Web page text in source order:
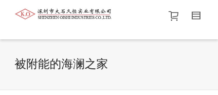
帮我查找新的衬衫尺码
价格介于
被附能的海澜之家